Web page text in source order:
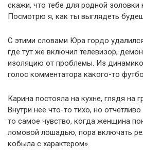
скажи, что тебе для родной золовки
Посмотрю я, как ты выглядеть
С этими словами Юра гордо
где тут же включил телевизор,
изоляцию от проблемы. Из
голос комментатора какого-то
Карина постояла на кухне, глядя на
Внутри неё что-то тихо, но
то самое чувство, когда женщина
ломовой лошадью, пора включать
кобыла с характером».